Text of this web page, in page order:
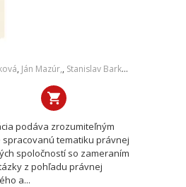
, Ján Mazúr,, Stanislav Barkoci
podáva zrozumiteľným
tematiku právnej
spoločností so zameraním
z pohľadu právnej
a...